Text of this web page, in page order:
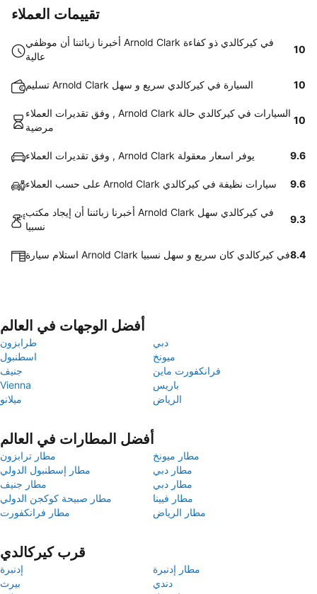
تقييمات العملاء
أخبرنا زبائننا أن موظفي Arnold Clark في كيركالدي ذو كفاءة
عالية
10
تسليم Arnold Clark السيارة في كيركالدي سريع و سهل 10
وفق تقديرات العملاء , Arnold Clark السيارات في كيركالدي حالة
مرضية
10
وفق تقديرات العملاء , Arnold Clark يوفر اسعار معقولة 9.6
على حسب العملاء Arnold Clark سيارات نظيفة في كيركالدي 9.6
أخبرنا زبائننا أن إيجاد مكتب Arnold Clark في كيركالدي سهل
نسبيا
9.3
استلام سيارة Arnold Clark في كيركالدي كان سريع و سهل نسبيا8.4
أفضل الوجهات في العالم
طرابزون
دبي
اسطنبول
ميونخ
جنيف
فرانكفورت ماين
Vienna
باريس
ميلانو
الرياض
أفضل المطارات في العالم
مطار ترابزون
مطار ميونخ
مطار إسطنبول الدولي
مطار دبي
مطار جنيف
مطار دبي
مطار صبيحة كوكجن الدولي
مطار فيينا
مطار فرانكفورت
مطار الرياض
قرب كيركالدي
إدنبرة
مطار إدنبرة
بيرث
دندي